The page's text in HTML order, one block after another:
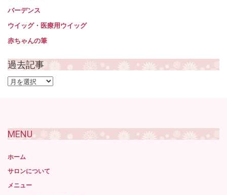
バーデンス
ウイッグ・医療用ウイッグ
赤ちゃんの筆
過去記事
過
MENU
ホーム
サロンについて
メニュー